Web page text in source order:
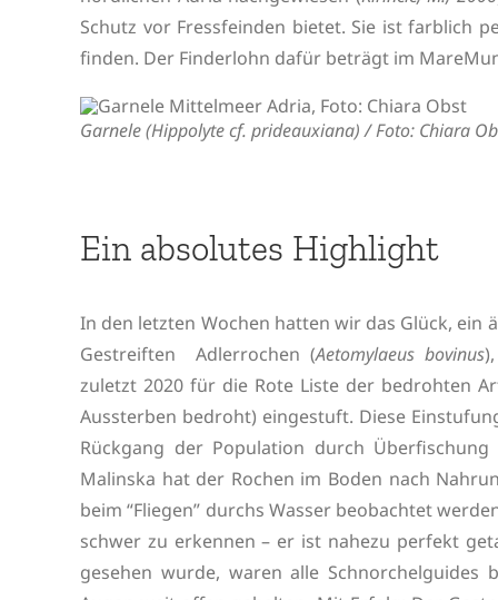
Schutz vor Fressfeinden bietet. Sie ist farblich
finden. Der Finderlohn dafür beträgt im
Garnele (Hippolyte cf. prideauxiana) / Foto: Chiara
Ein absolutes Highlight
In den letzten Wochen hatten wir das Glück, ein
Gestreiften Adlerrochen (Aetomylaeus bovinus
zuletzt 2020 für die Rote Liste der bedrohten
Aussterben bedroht) eingestuft. Diese
Rückgang der Population durch
Malinska hat der Rochen im Boden nach
beim “Fliegen” durchs Wasser beobachtet
schwer zu erkennen – er ist nahezu perfekt
gesehen wurde, waren alle